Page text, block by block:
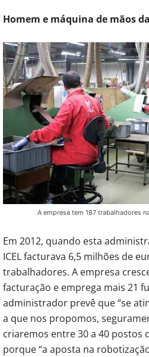
Homem e máquina de mãos
A empresa tem 187 trabalhadores
Em 2012, quando esta
ICEL facturava 6,5 milhões de
trabalhadores. A empresa
facturação e emprega mais 21
administrador prevê que “se
a que nos propomos,
criaremos entre 30 a 40 postos
porque “a aposta na